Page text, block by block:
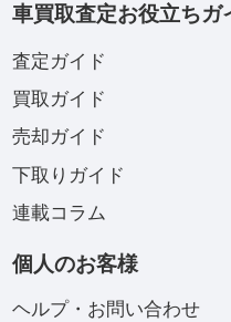
車買取査定お役立ちガ
査定ガイド
買取ガイド
売却ガイド
下取りガイド
連載コラム
個人のお客様
ヘルプ・お問い合わせ